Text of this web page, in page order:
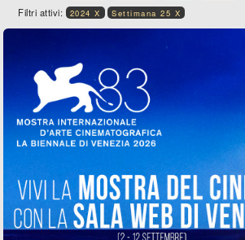
Filtri attivi: 2024 X Settimana 25 X